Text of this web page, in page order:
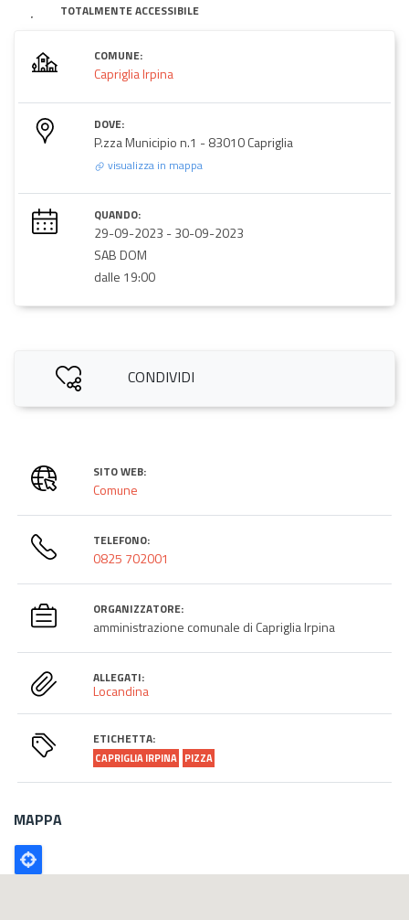
TOTALMENTE ACCESSIBILE
COMUNE:
Capriglia Irpina
DOVE:
P.zza Municipio n.1 - 83010 Capriglia
visualizza in mappa
QUANDO:
29-09-2023 -30-09-2023
SAB DOM
dalle 19:00
CONDIVIDI
SITO WEB:
Comune
TELEFONO:
0825 702001
ORGANIZZATORE:
amministrazione comunale di Capriglia Irpina
ALLEGATI:
Locandina
ETICHETTA:
CAPRIGLIA IRPINA PIZZA
MAPPA
Poligono
GEO